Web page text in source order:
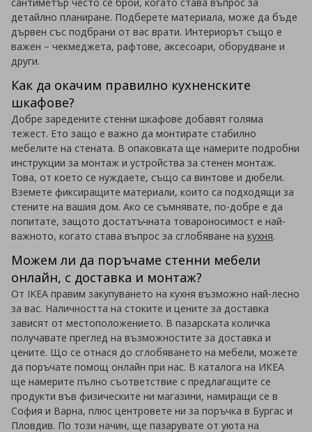
детайлно планиране. Подберете материала, може да бъде
дървен със подбрани от вас врати. Интериорът също е
важен – чекмеджета, рафтове, аксесоари, оборудване и
други.
Как да окачим правилно кухненските
шкафове?
Добре заредените стенни шкафове добавят голяма
тежест. Ето защо е важно да монтирате стабилно
мебелите на стената. В опаковката ще намерите подробни
инструкции за монтаж и устройства за стенен монтаж.
Това, от което се нуждаете, също са винтове и дюбели.
Вземете фиксиращите материали, които са подходящи за
стените на вашия дом. Ако се съмнявате, по-добре е да
попитате, защото достатъчната товароносимост е най-
важното, когато става въпрос за сглобяване на кухня.
Можем ли да поръчаме стенни мебели
онлайн, с доставка и монтаж?
От IKEA правим закупуването на кухня възможно най-лесно
за вас. Наличността на стоките и цените за доставка
зависят от местоположението. В пазарската количка
получавате преглед на възможностите за доставка и
цените. Що се отнася до сглобяването на мебели, можете
да поръчате помощ онлайн при нас. В каталога на ИКЕА
ще намерите пълно съответствие с предлагащите се
продукти във физическите ни магазини, намиращи се в
София и Варна, плюс центровете ни за поръчка в Бургас и
Пловдив. По този начин, ще пазарувате от уюта на